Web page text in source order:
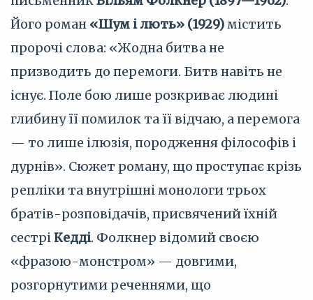
Його роман «Шум і лють» (1929)містить
пророчі слова: «Жодна битва не
призводить до перемоги. Битв навіть не
існує. Поле бою лише розкриває людині
глибину її помилок та її відчаю, а перемога
— то лише ілюзія, породження філософів і
дурнів». Сюжет роману, що проступає крізь
репліки та внутрішні монологи трьох
братів-розповідачів, присвячений їхній
сестрі Кедді. Фолкнер відомий своєю
«фразою-монстром» — довгими,
розгорнутими реченнями, що